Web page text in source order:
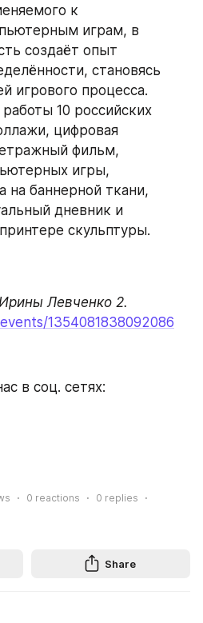
к
играм, в
создаёт опыт
становясь
игрового процесса.
10 российских
цифровая
фильм,
игры,
на баннерной ткани,
дневник и
скульптуры.
1354081838092086
в соц. сетях:
0 reactions 0 replies
Share